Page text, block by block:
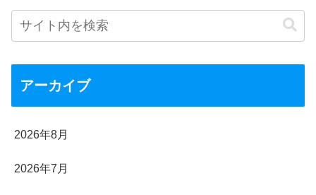
アーカイブ
2026年8月
2026年7月